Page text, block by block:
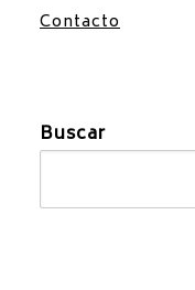
Contacto
Buscar